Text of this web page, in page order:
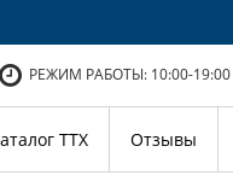
РЕЖИМ РАБОТЫ: 10:00-19:00
ТТХ Отзывы